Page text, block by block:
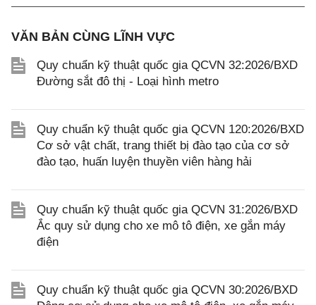
VĂN BẢN CÙNG LĨNH VỰC
Quy chuẩn kỹ thuật quốc gia QCVN 32:2026/BXD
Đường sắt đô thị - Loại hình metro
Quy chuẩn kỹ thuật quốc gia QCVN 120:2026/BXD
Cơ sở vật chất, trang thiết bị đào tạo của cơ sở
đào tạo, huấn luyện thuyền viên hàng hải
Quy chuẩn kỹ thuật quốc gia QCVN 31:2026/BXD
Ắc quy sử dụng cho xe mô tô điện, xe gắn máy
điện
Quy chuẩn kỹ thuật quốc gia QCVN 30:2026/BXD